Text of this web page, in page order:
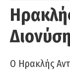
Ο Ηρακλής